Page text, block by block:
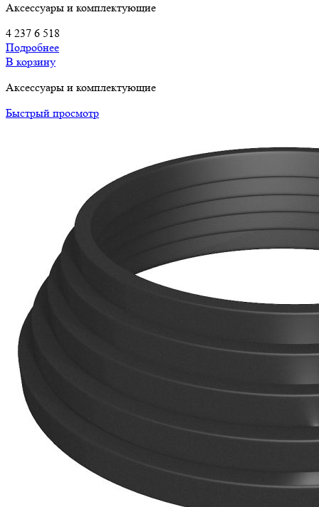
Аксессуары и комплектующие
4 237 6 518
Подробнее
В корзину
Аксессуары и комплектующие
Быстрый просмотр